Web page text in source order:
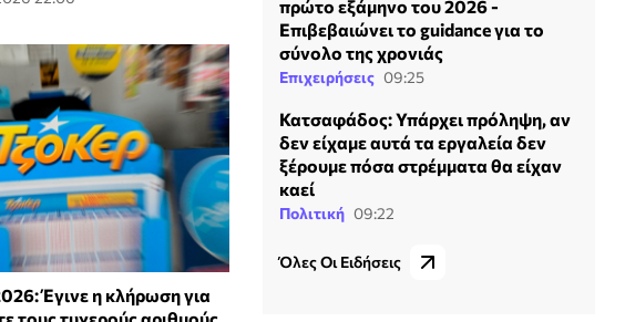
Έγινε η κλήρωση για
πρώτο εξάμηνο του 2026 -
Επιβεβαιώνει το guidance για το
σύνολο της χρονιάς
Επιχειρήσεις 09:25
Κατσαφάδος: Υπάρχει πρόληψη, αν
δεν είχαμε αυτά τα εργαλεία δεν
ξέρουμε πόσα στρέμματα θα είχαν
καεί
Πολιτική 09:22
Όλες Οι Ειδήσεις